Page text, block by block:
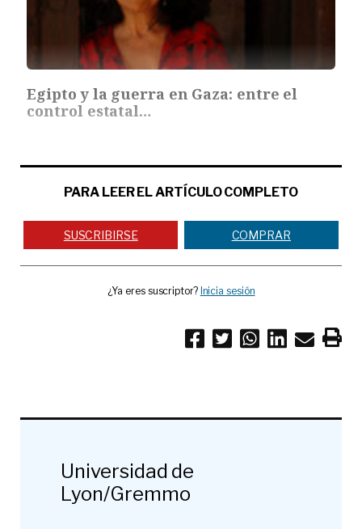
Egipto y la guerra en Gaza: entre el
control estatal…
PARA LEER EL ARTÍCULO COMPLETO
SUSCRIBIRSE COMPRAR
¿Ya eres suscriptor? Inicia sesión
Universidad de
Lyon/Gremmo